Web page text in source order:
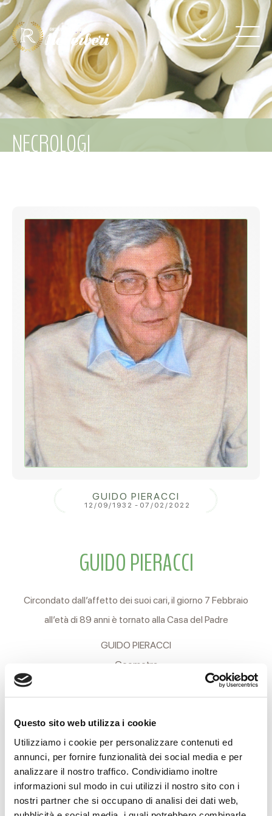
Questo sito web utilizza i cookie
Utilizziamo i cookie per personalizzare contenuti ed
annunci, per fornire funzionalità dei social media e per
analizzare il nostro traffico. Condividiamo inoltre
informazioni sul modo in cui utilizzi il nostro sito con i
nostri partner che si occupano di analisi dei dati web,
NECROLOGI
GUIDO PIERACCI
12/09/1932 - 07/02/2022
GUIDO PIERACCI
Circondato dall’affetto dei suoi cari, il giorno 7 Febbraio
all’età di 89 anni è tornato alla Casa del Padre
GUIDO PIERACCI
-Geometra-
Ne danno l’annuncio la moglie ORIELLA, i figli MARCO,
Le Esequie saranno celebrate Giovedì 10 Febbraio alle ore
15 nella Chiesa parrocchiale di San Maurizio Martire.
La camera ardente è allestita presso la Casa Funeraria
Reverberi di Via Terezin, 21.